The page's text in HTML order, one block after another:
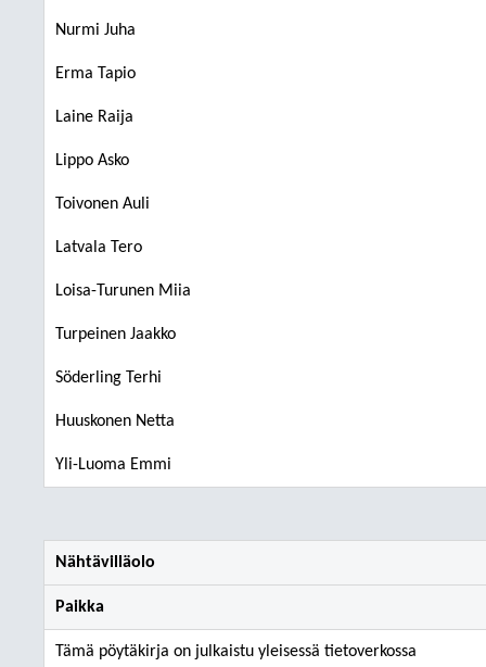
Nurmi Juha
Erma Tapio
Laine Raija
Lippo Asko
Toivonen Auli
Latvala Tero
Loisa-Turunen Miia
Turpeinen Jaakko
Söderling Terhi
Huuskonen Netta
Yli-Luoma Emmi
Nähtävilläolo
Paikka
Tämä pöytäkirja on julkaistu yleisessä tietoverkossa